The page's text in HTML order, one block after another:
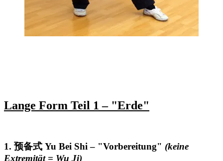
Lange Form Teil 1 – "Erde"
1. 预备式 Yu Bei Shi – "Vorbereitung" (keine
Extremität = Wu Ji)